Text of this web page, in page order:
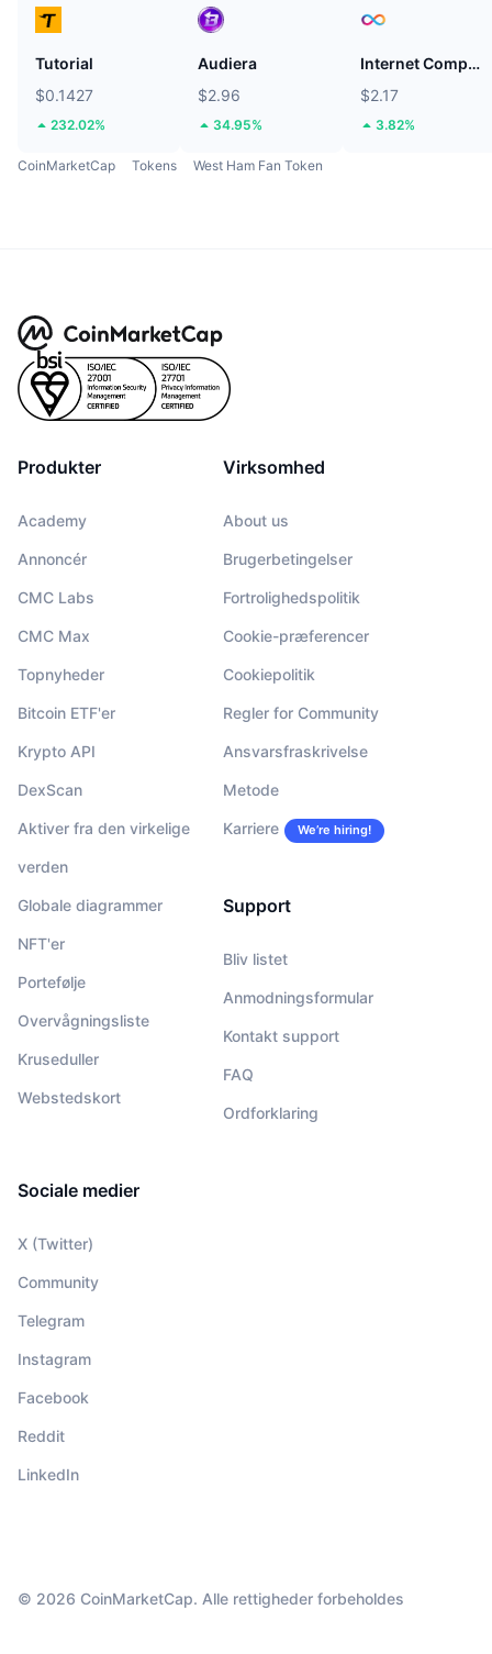
Tutorial
$0.1427
232.02%
Audiera
$2.96
34.95%
Internet Computer
$2.17
3.82%
CoinMarketCap Tokens West Ham Fan Token
Produkter
Academy
Annoncér
CMC Labs
CMC Max
Topnyheder
Bitcoin ETF'er
Krypto API
DexScan
Aktiver fra den virkelige
verden
Globale diagrammer
NFT'er
Portefølje
Overvågningsliste
Kruseduller
Webstedskort
Virksomhed
About us
Brugerbetingelser
Fortrolighedspolitik
Cookie-præferencer
Cookiepolitik
Regler for Community
Ansvarsfraskrivelse
Metode
Karriere We’re hiring!
Support
Bliv listet
Anmodningsformular
Kontakt support
FAQ
Ordforklaring
Sociale medier
X (Twitter)
Community
Telegram
Instagram
Facebook
Reddit
LinkedIn
© 2026 CoinMarketCap. Alle rettigheder forbeholdes